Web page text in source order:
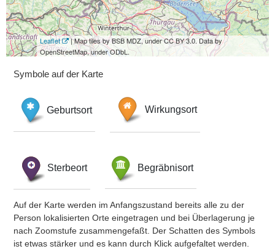
Leaflet
| Map tiles by BSB MDZ, under CC BY 3.0. Data by
OpenStreetMap, under ODbL.
Symbole auf der Karte
Geburtsort Wirkungsort
Sterbeort Begräbnisort
Auf der Karte werden im Anfangszustand bereits alle zu der
Person lokalisierten Orte eingetragen und bei Überlagerung je
nach Zoomstufe zusammengefaßt. Der Schatten des Symbols
ist etwas stärker und es kann durch Klick aufgefaltet werden.